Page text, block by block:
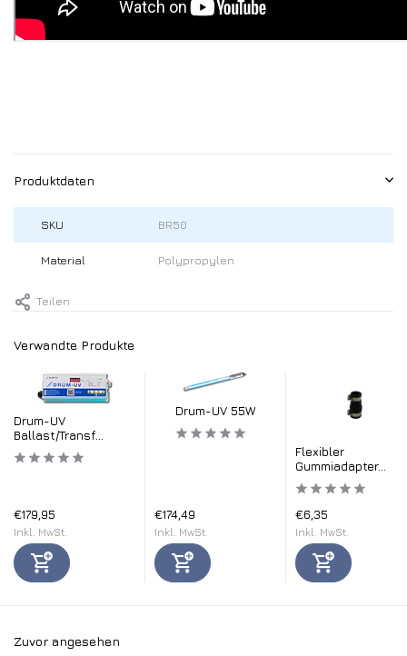
Produktdaten
SKU BR50
Material Polypropylen
Teilen
Verwandte Produkte
Drum-UV
Ballast/Transf...
€179,95
Inkl. MwSt.
Drum-UV 55W
€174,49
Inkl. MwSt.
Flexibler
Gummiadapter...
€6,35
Inkl. MwSt.
Zuvor angesehen